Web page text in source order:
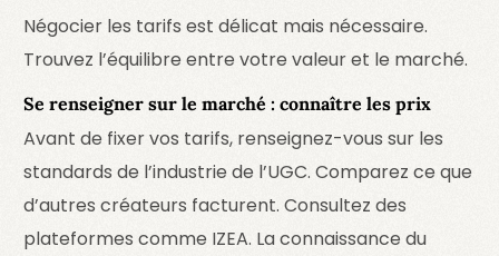
Négocier les tarifs est délicat mais nécessaire.
Trouvez l’équilibre entre votre valeur et le marché.
Se renseigner sur le marché : connaître les prix
Avant de fixer vos tarifs, renseignez-vous sur les
standards de l’industrie de l’UGC. Comparez ce que
d’autres créateurs facturent. Consultez des
plateformes comme IZEA. La connaissance du